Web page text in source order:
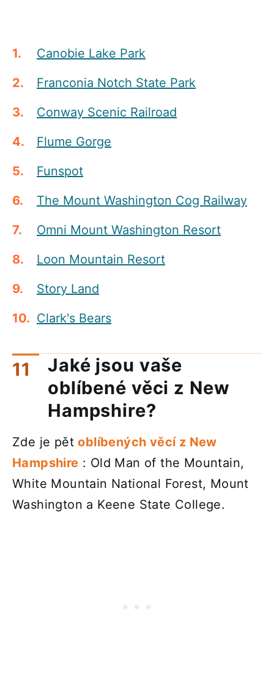
Canobie Lake Park
Franconia Notch State Park
Conway Scenic Railroad
Flume Gorge
Funspot
The Mount Washington Cog Railway
Omni Mount Washington Resort
Loon Mountain Resort
Story Land
Clark's Bears
Jaké jsou vaše
oblíbené věci z New
Hampshire?
Zde je pětoblíbených věcí z New
Hampshire : Old Man of the Mountain,
White Mountain National Forest, Mount
Washington a Keene State College.